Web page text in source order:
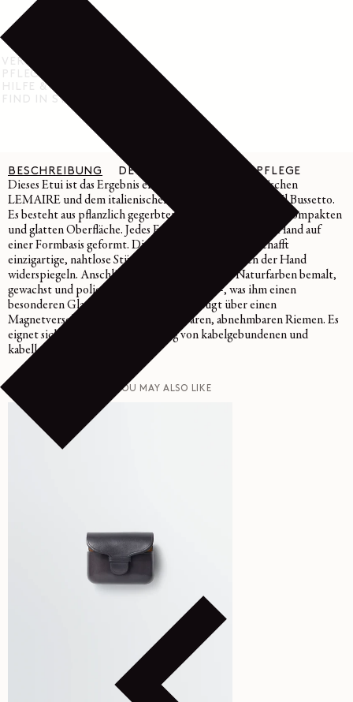
VERSAND & RÜCKGABE
PFLEGEHINWEISE
HILFE & SUPPORT
FIND IN STORE
BESCHREIBUNG DETAILS MATERIAL & PFLEGE
Dieses Etui ist das Ergebnis einer Zusammenarbeit zwischen
LEMAIRE und dem italienischen Lederwarenhersteller Il Bussetto.
Es besteht aus pflanzlich gegerbtem Rindsleder mit einer kompakten
und glatten Oberfläche. Jedes Etui wird vollständig von Hand auf
einer Formbasis geformt. Diese sorgfältige Technik schafft
einzigartige, nahtlose Stücke, die die Unebenheiten der Hand
widerspiegeln. Anschließend wird das Etui mit Naturfarben bemalt,
gewachst und poliert – ebenfalls von Hand –, was ihm einen
besonderen Glanz verleiht. Das Etui verfügt über einen
Magnetverschluss und einen verstellbaren, abnehmbaren Riemen. Es
eignet sich ideal zur Aufbewahrung von kabelgebundenen und
kabellosen Kopfhörern.
YOU MAY ALSO LIKE